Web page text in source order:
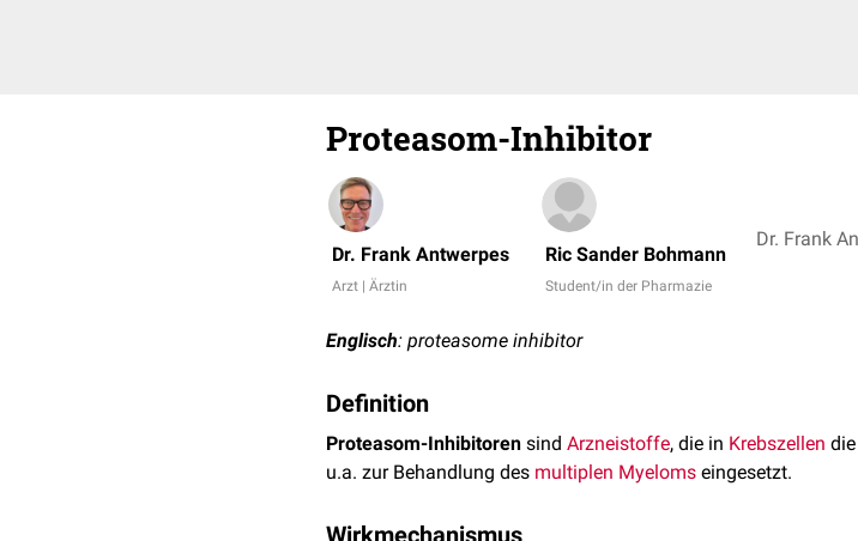
Proteasom-Inhibitor
Dr. Frank Antwerpes
Arzt | Ärztin
Ric Sander Bohmann
Student/in der Pharmazie
Dr. Frank
Englisch: proteasome inhibitor
Definition
Proteasom-Inhibitoren sind Arzneistoffe, die in Krebszellen
u.a. zur Behandlung des multiplen Myeloms eingesetzt.
Wirkmechanismus